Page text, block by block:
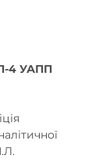
4 УАПП